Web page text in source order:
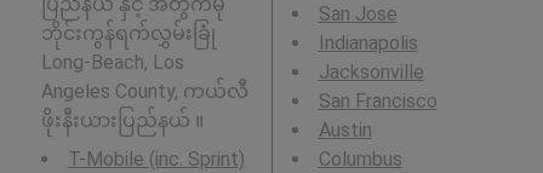
ဘိုင်းကွန်ရက်လွှမ်းခြုံ
Long-Beach, Los
Angeles County, ကယ်လီ
ဖိုးနီးယားပြည်နယ် ။
T-Mobile (inc. Sprint)
San Jose
Indianapolis
Jacksonville
San Francisco
Austin
Columbus